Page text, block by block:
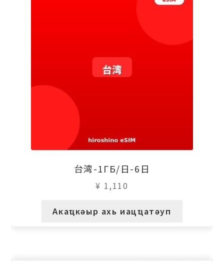
台湾-1ГБ/日-6日
¥ 1,110
Акаҵкәыр ахь иацҵатәуп